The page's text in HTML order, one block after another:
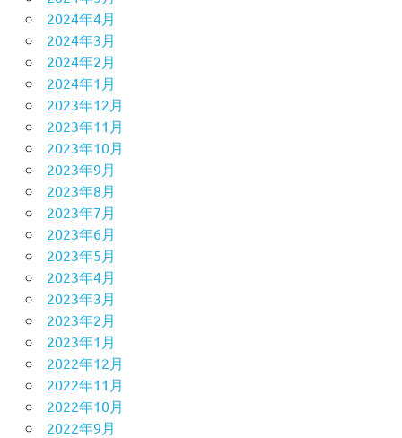
2024年4月
2024年3月
2024年2月
2024年1月
2023年12月
2023年11月
2023年10月
2023年9月
2023年8月
2023年7月
2023年6月
2023年5月
2023年4月
2023年3月
2023年2月
2023年1月
2022年12月
2022年11月
2022年10月
2022年9月